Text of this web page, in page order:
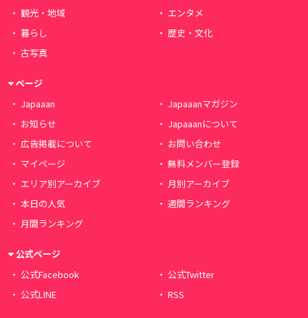
観光・地域
エンタメ
暮らし
歴史・文化
古写真
ページ
Japaaan
Japaaanマガジン
お知らせ
Japaaanについて
広告掲載について
お問い合わせ
マイページ
無料メンバー登録
エリア別アーカイブ
月別アーカイブ
本日の人気
週間ランキング
月間ランキング
公式ページ
公式Facebook
公式Twitter
公式LINE
RSS